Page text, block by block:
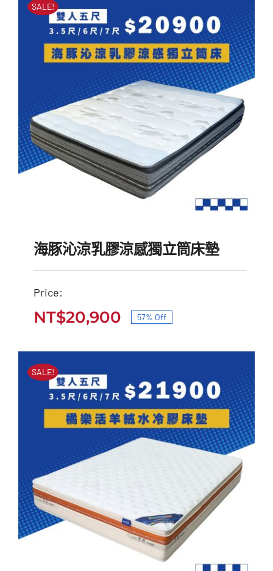
格：
NT$62,000。
格：
NT$24,900。
格：
NT$62,000。
格：
NT$24,900。
SALE!
海豚沁涼乳膠涼感獨立筒
價
格：
NT$49,000。
價
格：
NT$20,900。
海豚沁涼乳膠涼感獨立筒床墊
Price:
原
始
格：
NT$49,000。
NT$20,900
目
前
格：
NT$20,900。
57% Off
SALE!